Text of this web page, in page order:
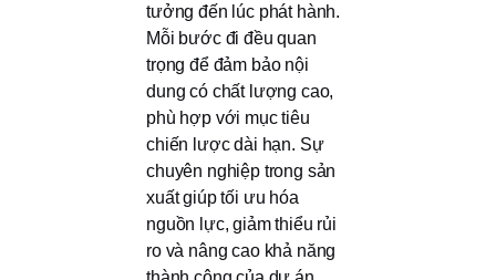
tưởng đến lúc phát hành.
Mỗi bước đi đều quan
trọng để đảm bảo nội
dung có chất lượng cao,
phù hợp với mục tiêu
chiến lược dài hạn. Sự
chuyên nghiệp trong sản
xuất giúp tối ưu hóa
nguồn lực, giảm thiểu rủi
ro và nâng cao khả năng